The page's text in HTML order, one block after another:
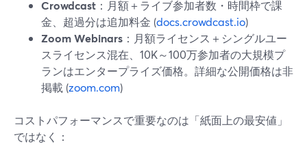
Crowdcast ：月額＋ライブ参加者数・時間枠で課
金、超過分は追加料金 (docs.crowdcast.io)
Zoom Webinars ：月額ライセンス＋シングルユー
スライセンス混在、10K～100万参加者の大規模プ
ランはエンタープライズ価格。詳細な公開価格は非
掲載 (zoom.com)
コストパフォーマンスで重要なのは「紙面上の最安値」
ではなく：